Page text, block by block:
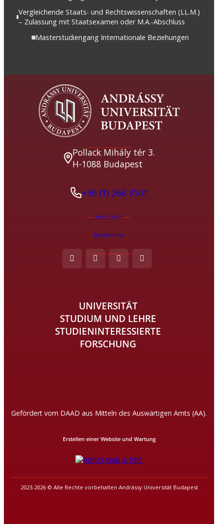
Vergleichende Staats- und Rechtswissenschaften (LL.M.)
– Zulassung mit Staatsexamen oder M.A.-Abschluss
Masterstudiengang Internationale Beziehungen
Pollack Mihály tér 3.
H-1088 Budapest
+36 (1) 266 3101
Impressum
Rechtliches
UNIVERSITÄT
STUDIUM UND LEHRE
STUDIENINTERESSIERTE
FORSCHUNG
Gefördert vom DAAD aus Mitteln des Auswärtigen Amts (AA).
2023-2026 © Alle Rechte vorbehalten Andrássy Universität Budapest
Erstellen einer Website und Wartung